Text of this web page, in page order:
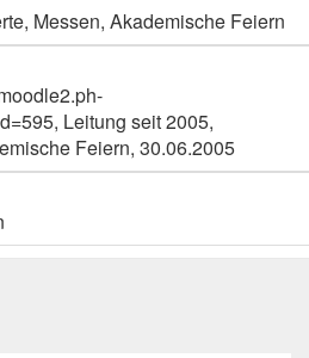
Messen, Akademische Feiern
Leitung seit 2005,
Feiern, 30.06.2005